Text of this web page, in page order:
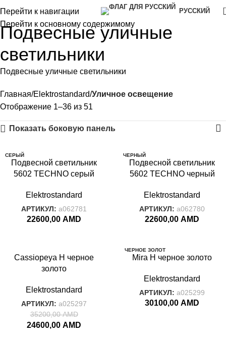
Перейти к навигации
Перейти к основному содержимому
РУССКИЙ
Подвесные уличные
светильники
Подвесные уличные светильники
Главная Elektrostandard Уличное освещение
Отображение 1–36 из 51
Показать боковую панель
СЕРЫЙ
GLAS
Подвесной светильник
5602 TECHNO серый
Elektrostandard
АРТИКУЛ: a062781
22600,00 AMD
ЧЕРНЫЙ
GLAS
Подвесной светильник
5602 TECHNO черный
Elektrostandard
АРТИКУЛ: a062780
22600,00 AMD
ЧЕРНОЕ ЗОЛОТ
Cassiopeya H черное
золото
Elektrostandard
АРТИКУЛ: a025297
35200,00AMD
24600,00 AMD
ЧЕРНОЕ ЗОЛОТ
О
Mira H черное золото
Elektrostandard
АРТИКУЛ: a025299
30100,00 AMD